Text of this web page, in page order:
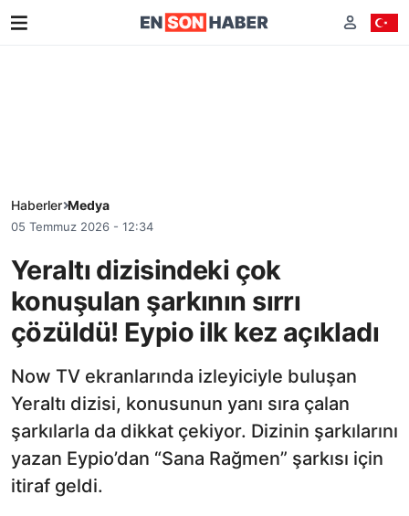
Haberler Medya
05 Temmuz 2026 - 12:34
Yeraltı dizisindeki çok
konuşulan şarkının sırrı
çözüldü! Eypio ilk kez açıkladı
Now TV ekranlarında izleyiciyle buluşan
Yeraltı dizisi, konusunun yanı sıra çalan
şarkılarla da dikkat çekiyor. Dizinin şarkılarını
yazan Eypio’dan “Sana Rağmen” şarkısı için
itiraf geldi.